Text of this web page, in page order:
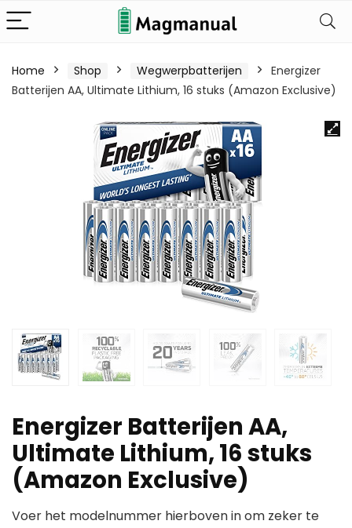
Home Shop Wegwerpbatterijen
Energizer
Batterijen AA, Ultimate Lithium, 16 stuks (Amazon Exclusive)
Energizer Batterijen AA,
Ultimate Lithium, 16 stuks
(Amazon Exclusive)
Voer het modelnummer hierboven in om zeker te